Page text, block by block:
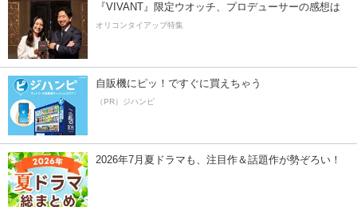
『VIVANT』限定ウオッチ、プロデューサーの感想は
オリコンタイアップ特集
自販機にピッ！ですぐに買えちゃう
（PR）ジハンピ
2026年7月夏ドラマも、注目作＆話題作が勢ぞろい！